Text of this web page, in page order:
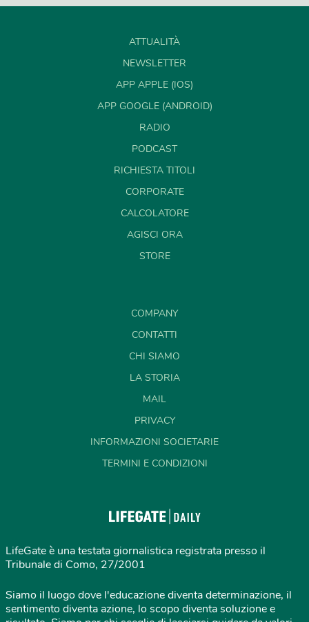
ATTUALITÀ
NEWSLETTER
APP APPLE (IOS)
APP GOOGLE (ANDROID)
RADIO
PODCAST
RICHIESTA TITOLI
CORPORATE
CALCOLATORE
AGISCI ORA
STORE
COMPANY
CONTATTI
CHI SIAMO
LA STORIA
MAIL
PRIVACY
INFORMAZIONI SOCIETARIE
TERMINI E CONDIZIONI
LifeGate è una testata giornalistica registrata presso il
Tribunale di Como, 27/2001
Siamo il luogo dove l'educazione diventa determinazione, il
sentimento diventa azione, lo scopo diventa soluzione e